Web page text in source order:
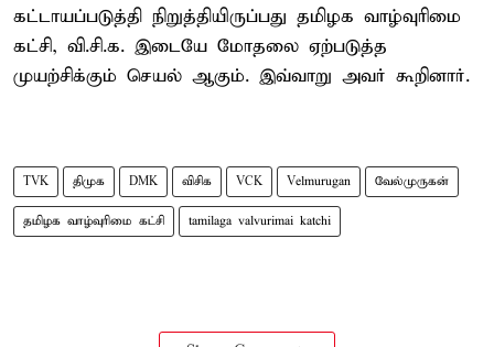
கட்டாயப்படுத்தி நிறுத்தியிருப்பது தமிழக வாழ்வுரிமை
கட்சி, வி.சி.க. இடையே மோதலை ஏற்படுத்த
முயற்சிக்கும் செயல் ஆகும். இவ்வாறு அவர் கூறினார்.
TVK திமுக DMK விசிக VCK Velmurugan வேல்முருகன்
தமிழக வாழ்வுரிமை கட்சி tamilaga valvurimai katchi